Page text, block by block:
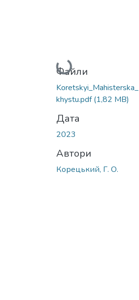
Вантажиться...
Файли
khystu.pdf(1,82 MB)
Дата
2023
Автори
Корецький, Г. О.